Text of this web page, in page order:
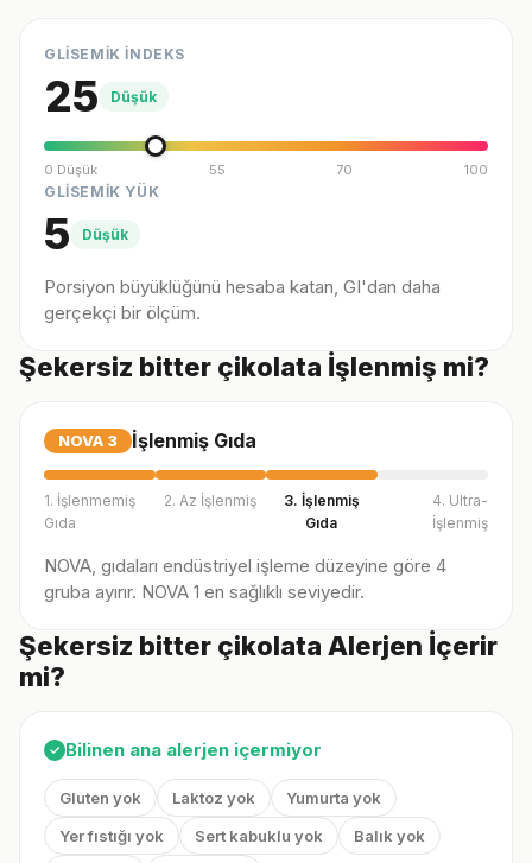
GLİSEMİK İNDEKS
25 Düşük
0 Düşük 55 70 100
GLİSEMİK YÜK
5 Düşük
Porsiyon büyüklüğünü hesaba katan, GI'dan daha
gerçekçi bir ölçüm.
Şekersiz bitter çikolata İşlenmiş mi?
NOVA 3 İşlenmiş Gıda
1. İşlenmemiş
Gıda
2. Az İşlenmiş
3. İşlenmiş
Gıda
4. Ultra-
İşlenmiş
NOVA, gıdaları endüstriyel işleme düzeyine göre 4
gruba ayırır. NOVA 1 en sağlıklı seviyedir.
Şekersiz bitter çikolata Alerjen İçerir
mi?
✓ Bilinen ana alerjen içermiyor
Gluten yok Laktoz yok
Yumurta yok
Yer fıstığı yok
Sert kabuklu yok
Balık yok